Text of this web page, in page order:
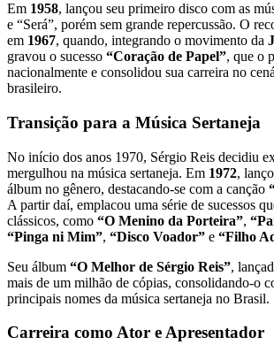
Em 1958, lançou seu primeiro disco com as
e “Será”, porém sem grande repercussão. O
em 1967, quando, integrando o movimento da
gravou o sucesso “Coração de Papel”, que o
nacionalmente e consolidou sua carreira no
brasileiro.
Transição para a Música Sertaneja
No início dos anos 1970, Sérgio Reis decidiu
mergulhou na música sertaneja. Em 1972,
álbum no gênero, destacando-se com a canção
A partir daí, emplacou uma série de sucessos
clássicos, como “O Menino da Porteira”,
“Pinga ni Mim”, “Disco Voador” e “Filho
Seu álbum “O Melhor de Sérgio Reis”,
mais de um milhão de cópias, consolidando-o
principais nomes da música sertaneja no Brasil.
Carreira como Ator e Apresentador